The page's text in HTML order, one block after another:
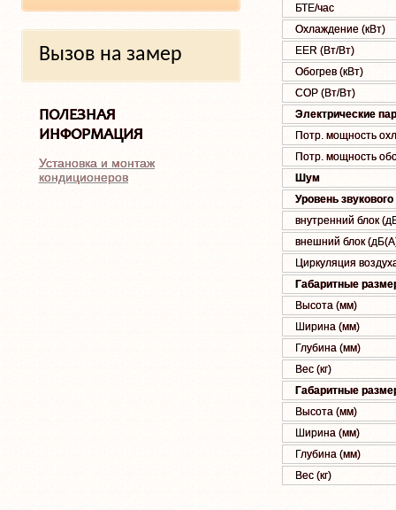
Вызов на замер
ПОЛЕЗНАЯ
ИНФОРМАЦИЯ
Установка и монтаж
кондиционеров
БТЕ/час
Охлаждение (кВт)
EER (Вт/Вт)
Обогрев (кВт)
COP (Вт/Вт)
Электрические
Потр. мощность
Потр. мощность
Шум
Уровень
внутренний блок
внешний блок
Циркуляция
Габаритные
Высота (мм)
Ширина (мм)
Глубина (мм)
Вес (кг)
Габаритные
Высота (мм)
Ширина (мм)
Глубина (мм)
Вес (кг)